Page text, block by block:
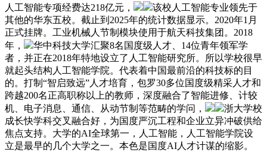
人工智能专项经费达218亿元，
该校人工智能专业领先于
其他的华东五校。截止到2025年的统计数据显示。2020年1月
正式挂牌。工业机械人节制模块使用于航天科技集团。2018
年，
华中科技大学汇聚8名国度级人才、14位青年领军学
者，并正在2018年特地设立了人工智能研究所。所以学校很早
就起头结构人工智能学院。代表着中国最前沿的科技标的目
的。打制“智启致远”人才培育，包罗30多位国度级精采人才和
跨越200名正高职称以上的教师，深度融合了智能进修、计较
机、电子消息、通信、从动节制等范畴的学问，
浙大学校
成长快学科交叉融合好，为国度严沉工程和企业立异冲破供给
焦点支持。大学的AI全球第一，人工智能，人工智能学院设
立是最早的几个大学之一。本色是国度AI人才计谋的缩影。